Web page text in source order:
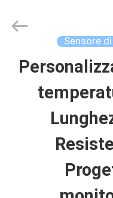
CASA
PRODOTTI
Shinein
Sensore